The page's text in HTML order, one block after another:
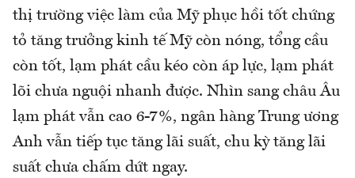
thị trường việc làm của Mỹ phục hồi tốt chứng
tỏ tăng trưởng kinh tế Mỹ còn nóng, tổng cầu
còn tốt, lạm phát cầu kéo còn áp lực, lạm phát
lõi chưa nguội nhanh được. Nhìn sang châu Âu
lạm phát vẫn cao 6-7%, ngân hàng Trung ương
Anh vẫn tiếp tục tăng lãi suất, chu kỳ tăng lãi
suất chưa chấm dứt ngay.